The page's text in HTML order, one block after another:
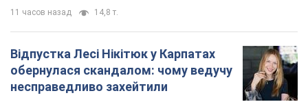
11 часов назад 14,8 т.
Відпустка Лесі Нікітюк у Карпатах
обернулася скандалом: чому ведучу
несправедливо захейтили